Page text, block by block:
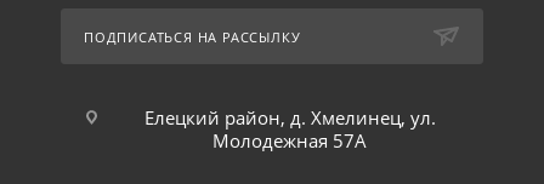
ПОДПИСАТЬСЯ НА РАССЫЛКУ
Елецкий район, д. Хмелинец, ул.
Молодежная 57А